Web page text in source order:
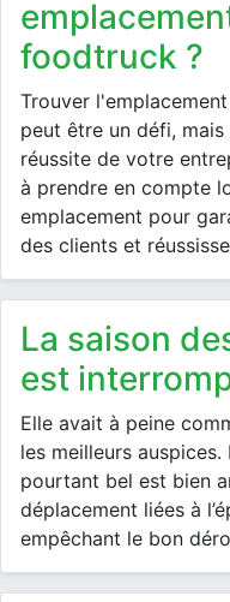
foodtruck ?
Trouver
peut être un défi,
réussite de votre
à prendre en compte
emplacement pour
des clients et
La saison des champignons
est
Elle avait à peine
les meilleurs
pourtant bel est bien
déplacement liées à
empêchant le bon